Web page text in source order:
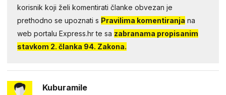
korisnik koji želi komentirati članke obvezan je
prethodno se upoznati s Pravilima komentiranja na
web portalu Express.hr te sa zabranama propisanim
stavkom 2. članka 94. Zakona.
Kuburamile